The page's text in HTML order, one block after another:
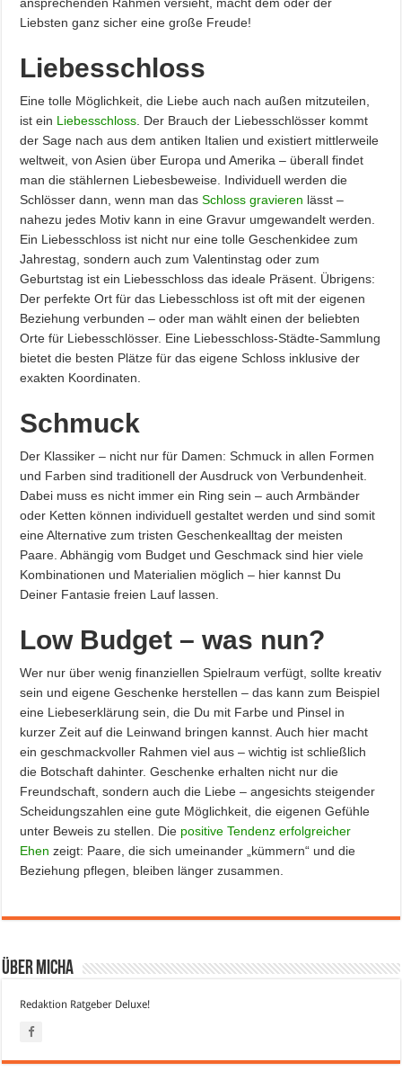
Liebsten ganz sicher eine große Freude!
Liebesschloss
Eine tolle Möglichkeit, die Liebe auch nach außen mitzuteilen,
ist ein Liebesschloss . Der Brauch der Liebesschlösser kommt
der Sage nach aus dem antiken Italien und existiert mittlerweile
weltweit, von Asien über Europa und Amerika – überall findet
man die stählernen Liebesbeweise. Individuell werden die
Schlösser dann, wenn man dasSchloss gravieren lässt –
nahezu jedes Motiv kann in eine Gravur umgewandelt werden.
Ein Liebesschloss ist nicht nur eine tolle Geschenkidee zum
Jahrestag, sondern auch zum Valentinstag oder zum
Geburtstag ist ein Liebesschloss das ideale Präsent. Übrigens:
Der perfekte Ort für das Liebesschloss ist oft mit der eigenen
Beziehung verbunden – oder man wählt einen der beliebten
Orte für Liebesschlösser. Eine Liebesschloss-Städte-Sammlung
bietet die besten Plätze für das eigene Schloss inklusive der
exakten Koordinaten.
Schmuck
Der Klassiker – nicht nur für Damen: Schmuck in allen Formen
und Farben sind traditionell der Ausdruck von Verbundenheit.
Dabei muss es nicht immer ein Ring sein – auch Armbänder
oder Ketten können individuell gestaltet werden und sind somit
eine Alternative zum tristen Geschenkealltag der meisten
Paare. Abhängig vom Budget und Geschmack sind hier viele
Kombinationen und Materialien möglich – hier kannst Du
Deiner Fantasie freien Lauf lassen.
Low Budget – was nun?
Wer nur über wenig finanziellen Spielraum verfügt, sollte kreativ
sein und eigene Geschenke herstellen – das kann zum Beispiel
eine Liebeserklärung sein, die Du mit Farbe und Pinsel in
kurzer Zeit auf die Leinwand bringen kannst. Auch hier macht
ein geschmackvoller Rahmen viel aus – wichtig ist schließlich
die Botschaft dahinter. Geschenke erhalten nicht nur die
Freundschaft, sondern auch die Liebe – angesichts steigender
Scheidungszahlen eine gute Möglichkeit, die eigenen Gefühle
unter Beweis zu stellen. Die positive Tendenz erfolgreicher
Ehen zeigt: Paare, die sich umeinander „kümmern“ und die
Beziehung pflegen, bleiben länger zusammen.
Über Micha
Redaktion Ratgeber Deluxe!